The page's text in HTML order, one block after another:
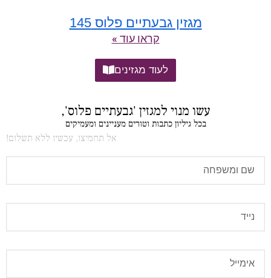
מגזין גבעתיים פלוס 145
קראו עוד »
לעוד מגזינים
עשו מנוי למגזין 'גבעתיים פלוס',
בכל גיליון כתבות וטורים מעניינים ומעמיקים
אל תחמיצו, עכשיו ללא תשלום!